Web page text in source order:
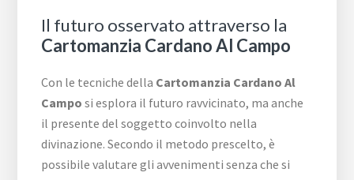
Il futuro osservato attraverso la
Cartomanzia Cardano Al Campo
Con le tecniche della Cartomanzia Cardano Al
Campo si esplora il futuro ravvicinato, ma anche
il presente del soggetto coinvolto nella
divinazione. Secondo il metodo prescelto, è
possibile valutare gli avvenimenti senza che si